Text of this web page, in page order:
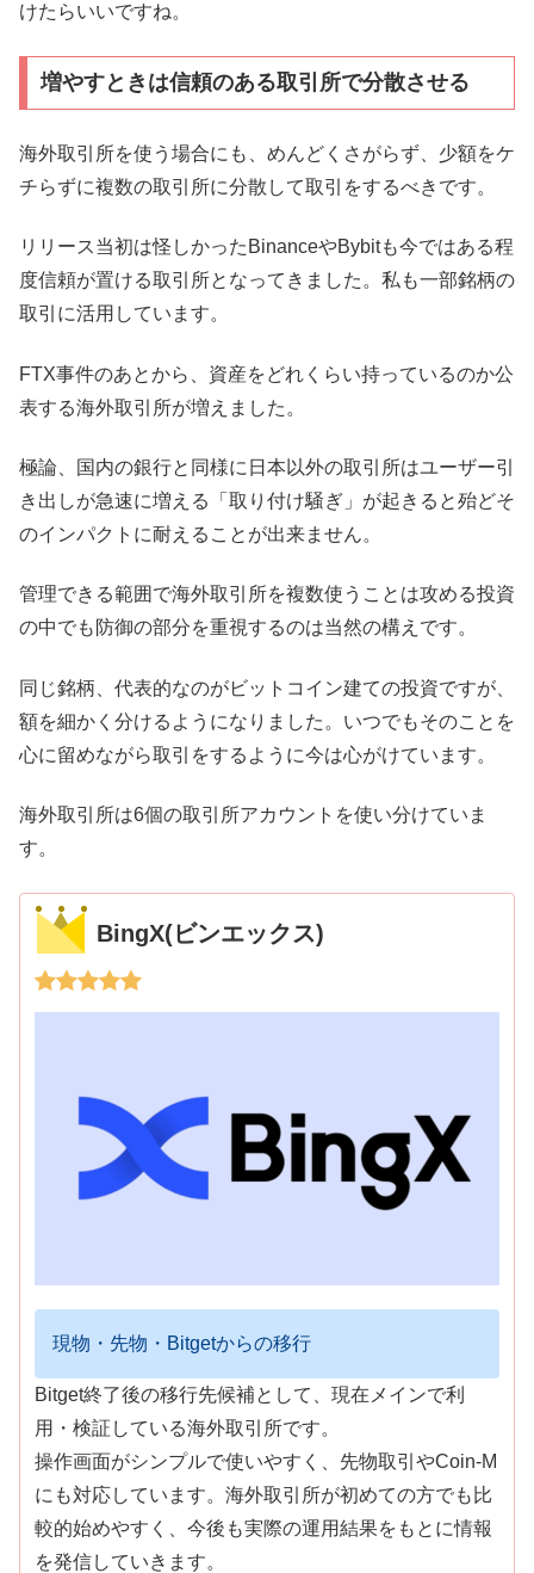
けたらいいですね。
増やすときは信頼のある取引所で分散させる
海外取引所を使う場合にも、めんどくさがらず、少額をケ
チらずに複数の取引所に分散して取引をするべきです。
リリース当初は怪しかったBinanceやBybitも今ではある程
度信頼が置ける取引所となってきました。私も一部銘柄の
取引に活用しています。
FTX事件のあとから、資産をどれくらい持っているのか公
表する海外取引所が増えました。
極論、国内の銀行と同様に日本以外の取引所はユーザー引
き出しが急速に増える「取り付け騒ぎ」が起きると殆どそ
のインパクトに耐えることが出来ません。
管理できる範囲で海外取引所を複数使うことは攻める投資
の中でも防御の部分を重視するのは当然の構えです。
同じ銘柄、代表的なのがビットコイン建ての投資ですが、
額を細かく分けるようになりました。いつでもそのことを
心に留めながら取引をするように今は心がけています。
海外取引所は6個の取引所アカウントを使い分けていま
す。
BingX(ビンエックス)
現物・先物・Bitgetからの移行
Bitget終了後の移行先候補として、現在メインで利
用・検証している海外取引所です。
操作画面がシンプルで使いやすく、先物取引やCoin-M
にも対応しています。海外取引所が初めての方でも比
較的始めやすく、今後も実際の運用結果をもとに情報
を発信していきます。